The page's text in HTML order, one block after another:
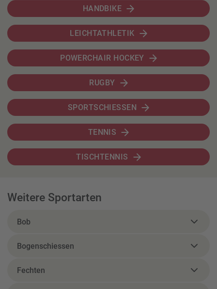
HANDBIKE
LEICHTATHLETIK
POWERCHAIR HOCKEY
RUGBY
SPORTSCHIESSEN
TENNIS
TISCHTENNIS
Weitere Sportarten
Bob
Bogenschiessen
Fechten